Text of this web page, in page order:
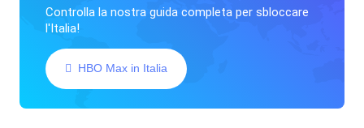
Controlla la nostra guida completa per sbloccare
l'Italia!
HBO Max in Italia